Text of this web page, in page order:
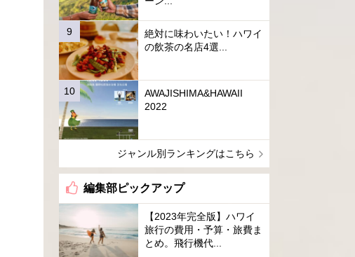
絶対に味わいたい！ハワイ
の飲茶の名店4選...
AWAJISHIMA&HAWAII
2022
ジャンル別ランキングはこちら
編集部ピックアップ
【2023年完全版】ハワイ
旅行の費用・予算・旅費ま
とめ。飛行機代...